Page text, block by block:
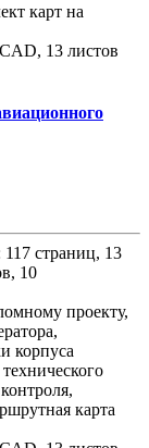
карт на
13 листов
страниц, 13
10
проекту,
корпуса
карта